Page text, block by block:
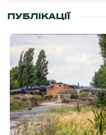
ПУБЛІКАЦІЇ